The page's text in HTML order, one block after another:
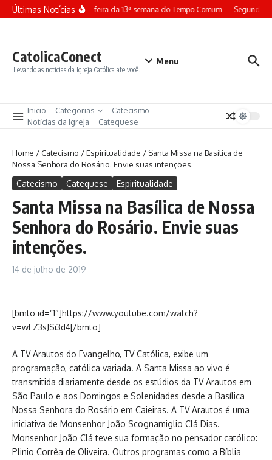
Ir para o conteúdo
Últimas NotíciasTerça-feira da 13ª semana do Tempo Comum Segunda-
CatolicaConect
Levando as noticias da Igreja Católica ate você.
Menu
Inicio Categorias
Catecismo
Notícias da Igreja
Catequese
Home /Catecismo /Espiritualidade / Santa Missa na Basílica de
Nossa Senhora do Rosário. Envie suas intenções.
Catecismo Catequese Espiritualidade
Santa Missa na Basílica de Nossa
Senhora do Rosário. Envie suas
intenções.
14 de julho de 2019
[bmto id=”1″]https://www.youtube.com/watch?
v=wLZ3sJSi3d4[/bmto]
A TV Arautos do Evangelho, TV Católica, exibe um
programação, católica variada. A Santa Missa ao vivo é
transmitida diariamente desde os estúdios da TV Arautos em
São Paulo e aos Domingos e Solenidades desde a Basílica
Nossa Senhora do Rosário em Caieiras. A TV Arautos é uma
iniciativa de Monsenhor João Scognamiglio Clá Dias.
Monsenhor João Clá teve sua formação no pensador católico:
Plinio Corrêa de Oliveira. Outros programas como a Bíblia